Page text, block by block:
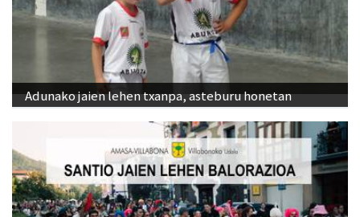
Adunako jaien lehen txanpa, asteburu honetan